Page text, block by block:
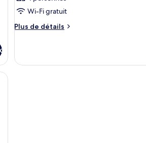
Wi-Fi gratuit
Plus de détails
Plus
Chambre